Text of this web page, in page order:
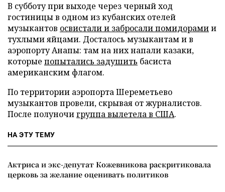
В субботу при выходе через черный ход
гостиницы в одном из кубанских отелей
музыкантов освистали и забросали помидорамии
тухлыми яйцами. Досталось музыкантам и в
аэропорту Анапы: там на них напали казаки,
которые попытались задушить басиста
американским флагом.
По территории аэропорта Шереметьево
музыкантов провели, скрывая от журналистов.
После полуночигруппа вылетела в США.
НА ЭТУ ТЕМУ
Актриса и экс-депутат Кожевникова раскритиковала
церковь за желание оценивать политиков